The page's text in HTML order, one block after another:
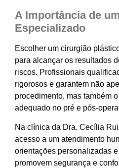
A Importância de
Especializado
Escolher um cirurgião
para alcançar os resultados
riscos. Profissionais
rigorosos e garantem não
procedimento, mas também
adequado no pré e pós-
Na clínica da Dra. Cecília
acesso a um atendimento
orientações personalizadas
promovem segurança e